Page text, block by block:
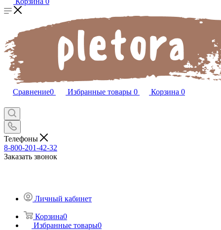
Сравнение0 Избранные товары 0 Корзина 0
Телефоны
8-800-201-42-32
Заказать звонок
Личный кабинет
Корзина0
Избранные товары0